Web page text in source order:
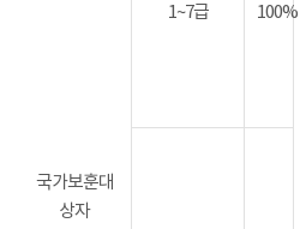
국가보훈대
상자
1~7급 100%